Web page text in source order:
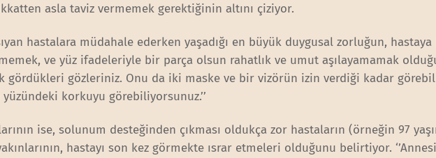
asla taviz vermemek gerektiğinin altını çiziyor.
hastalara müdahale ederken yaşadığı en büyük duygusal zorluğun, hastaya
ve yüz ifadeleriyle bir parça olsun rahatlık ve umut aşılayamamak
gördükleri gözleriniz. Onu da iki maske ve bir vizörün izin verdiği kadar
korkuyu görebiliyorsunuz.’’
ise, solunum desteğinden çıkması oldukça zor hastaların (örneğin 97
hastayı son kez görmekte ısrar etmeleri olduğunu belirtiyor.